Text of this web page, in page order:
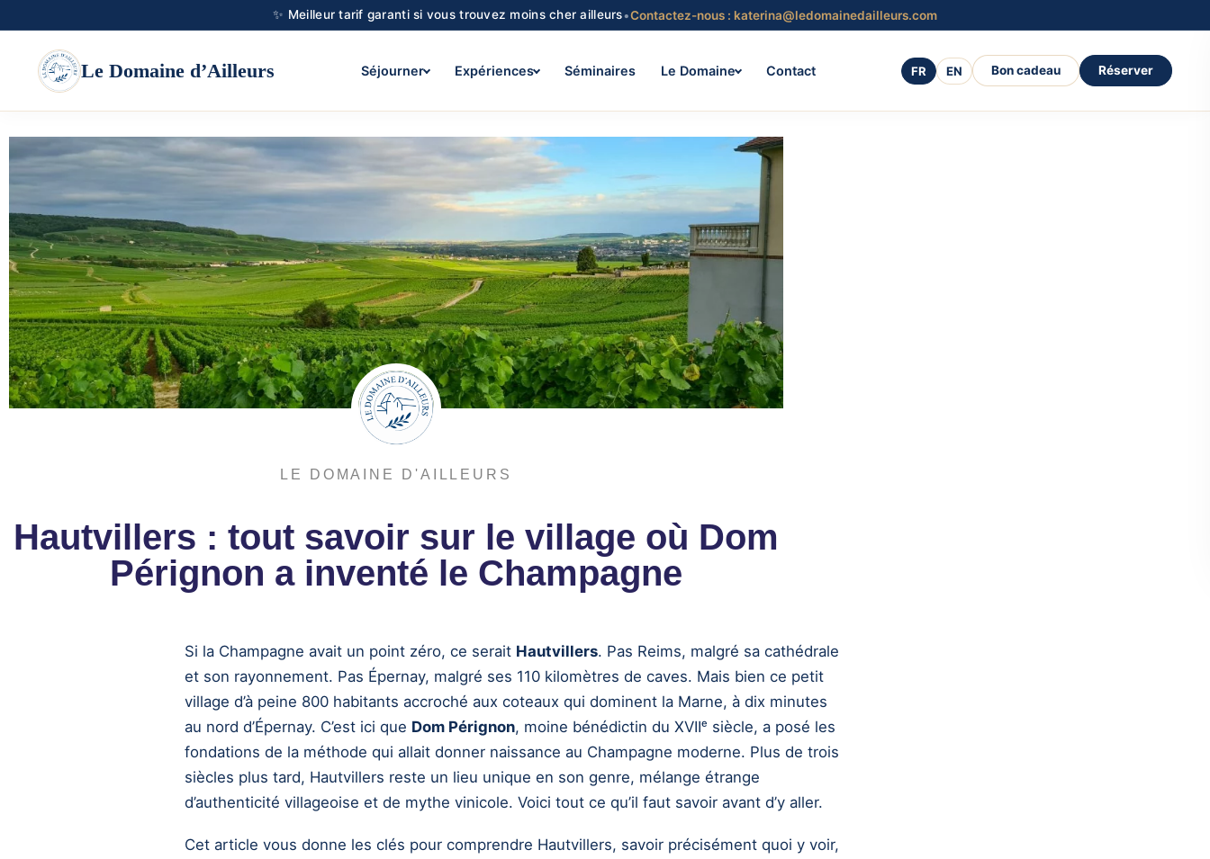
LE DOMAINE D'AILLEURS
Hautvillers : tout savoir sur le village où Dom
Pérignon a inventé le Champagne
Si la Champagne avait un point zéro, ce serait Hautvillers. Pas Reims, malgré sa cathédrale
et son rayonnement. Pas Épernay, malgré ses 110 kilomètres de caves. Mais bien ce petit
village d’à peine 800 habitants accroché aux coteaux qui dominent la Marne, à dix minutes
au nord d’Épernay. C’est ici que Dom Pérignon, moine bénédictin du XVIIᵉ siècle, a posé les
fondations de la méthode qui allait donner naissance au Champagne moderne. Plus de trois
siècles plus tard, Hautvillers reste un lieu unique en son genre, mélange étrange
d’authenticité villageoise et de mythe vinicole. Voici tout ce qu’il faut savoir avant d’y aller.
Cet article vous donne les clés pour comprendre Hautvillers, savoir précisément quoi y voir,